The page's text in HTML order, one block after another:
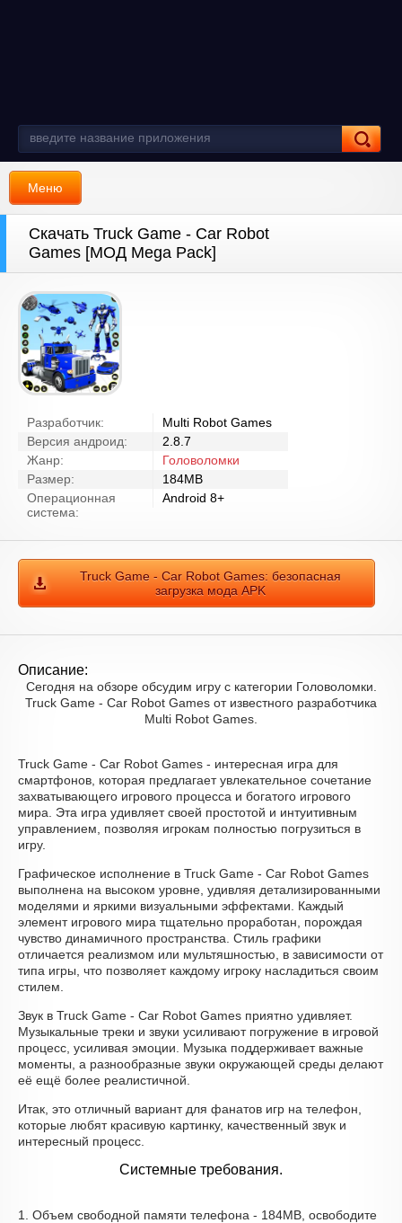
Меню
Скачать Truck Game - Car Robot
Games [МОД Mega Pack]
Разработчик:
Multi Robot Games
Версия андроид:
2.8.7
Жанр:
Головоломки
Размер:
184MB
Операционная
система:
Android 8+
Truck Game - Car Robot Games: безопасная
загрузка мода APK
Описание:
Сегодня на обзоре обсудим игру с категории Головоломки.
Truck Game - Car Robot Games от известного разработчика
Multi Robot Games.
Truck Game - Car Robot Games - интересная игра для
смартфонов, которая предлагает увлекательное сочетание
захватывающего игрового процесса и богатого игрового
мира. Эта игра удивляет своей простотой и интуитивным
управлением, позволяя игрокам полностью погрузиться в
игру.
Графическое исполнение в Truck Game - Car Robot Games
выполнена на высоком уровне, удивляя детализированными
моделями и яркими визуальными эффектами. Каждый
элемент игрового мира тщательно проработан, порождая
чувство динамичного пространства. Стиль графики
отличается реализмом или мультяшностью, в зависимости от
типа игры, что позволяет каждому игроку насладиться своим
стилем.
Звук в Truck Game - Car Robot Games приятно удивляет.
Музыкальные треки и звуки усиливают погружение в игровой
процесс, усиливая эмоции. Музыка поддерживает важные
моменты, а разнообразные звуки окружающей среды делают
её ещё более реалистичной.
Итак, это отличный вариант для фанатов игр на телефон,
которые любят красивую картинку, качественный звук и
интересный процесс.
Системные требования.
1. Объем свободной памяти телефона - 184MB, освободите